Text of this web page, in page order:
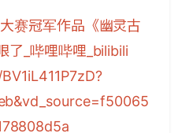
赛冠军作品《幽灵古
了_哔哩哔哩_bilibili​